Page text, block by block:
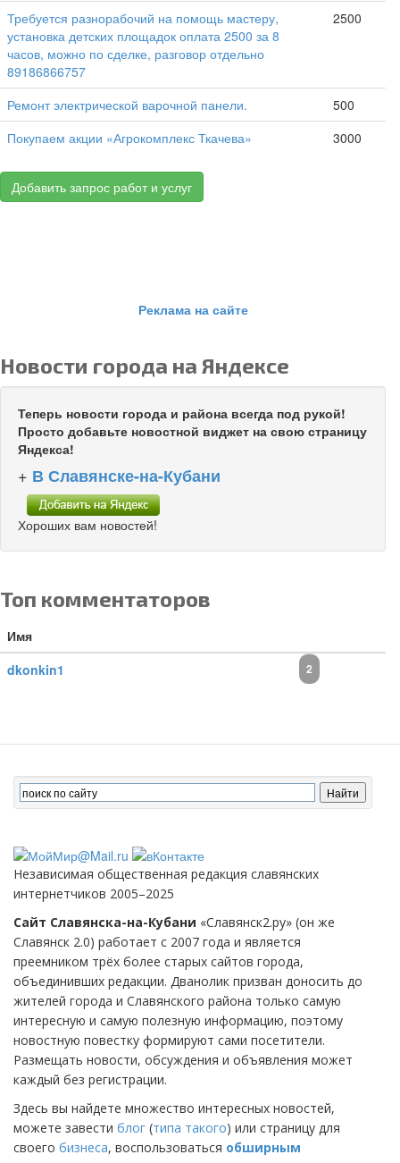
Требуется разнорабочий на помощь мастеру,
установка детских площадок оплата 2500 за 8
часов, можно по сделке, разговор отдельно
89186866757
2500
Ремонт электрической варочной панели.
500
Покупаем акции «Агрокомплекс Ткачева»
3000
Добавить запрос работ и услуг
Реклама на сайте
Новости города на Яндексе
Теперь новости города и района всегда под рукой!
Просто добавьте новостной виджет на свою страницу
Яндекса!
+ В Славянске-на-Кубани
Хороших вам новостей!
Топ комментаторов
Имя
dkonkin1
2
Независимая общественная редакция славянских
интернетчиков 2005–2025
Сайт Славянска-на-Кубани «Славянск2.ру» (он же
Славянск 2.0) работает с 2007 года и является
преемником трёх более старых сайтов города,
объединивших редакции. Дванолик призван доносить до
жителей города и Славянского района только самую
интересную и самую полезную информацию, поэтому
новостную повестку формируют сами посетители.
Размещать новости, обсуждения и объявления может
каждый без регистрации.
Здесь вы найдете множество интересных новостей,
можете завести блог (типа такого) или страницу для
своего бизнеса, воспользоваться обширным